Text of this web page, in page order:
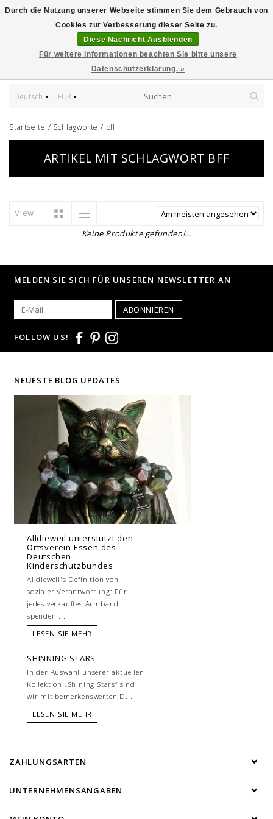
Deutsch EUR
Startseite / Schlagworte / bff
ARTIKEL MIT SCHLAGWORT BFF
View:
Keine Produkte gefunden!...
Durch die Nutzung unserer Webseite stimmen Sie dem Gebrauch von
Cookies zur Verbesserung dieser Seite zu.
Diese Nachricht Ausblenden
Für weitere Informationen beachten Sie bitte unsere
Datenschutzerklärung. »
MELDEN SIE SICH FÜR UNSEREN NEWSLETTER AN
ABONNIEREN
FOLLOW US!
NEUESTE BLOG UPDATES
Alldieweil unterstützt den
Ortsverein Essen des
Deutschen
Kinderschutzbundes
Alldieweil's Definition von
sozialer Verantwortung: Für
jedes verkauftes Armband
spenden ...
LESEN SIE MEHR
SHINNING STARS
In der Auswahl unserer aktuellen
Kollektion „Shining Stars“ sind
wir mit bemerkenswerten D...
LESEN SIE MEHR
ZAHLUNGSARTEN
UNTERNEHMENSANGABEN